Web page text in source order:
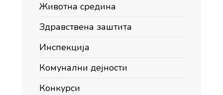
Животна средина
Здравствена заштита
Инспекција
Комунални дејности
Конкурси